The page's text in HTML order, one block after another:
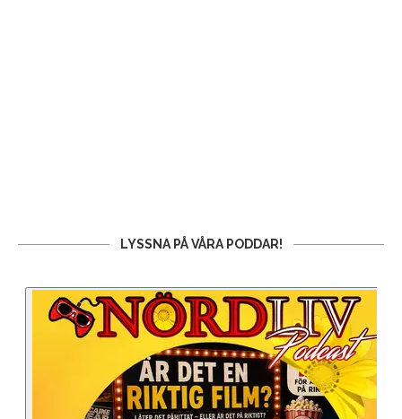
LYSSNA PÅ VÅRA PODDAR!